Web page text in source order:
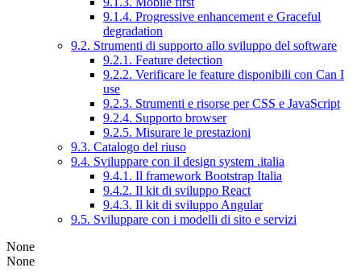
9.1.4. Progressive enhancement e Graceful
degradation
9.2. Strumenti di supporto allo sviluppo del software
9.2.1. Feature detection
9.2.2. Verificare le feature disponibili con Can I
use
9.2.3. Strumenti e risorse per CSS e JavaScript
9.2.4. Supporto browser
9.2.5. Misurare le prestazioni
9.3. Catalogo del riuso
9.4. Sviluppare con il design system .italia
9.4.1. Il framework Bootstrap Italia
9.4.2. Il kit di sviluppo React
9.4.3. Il kit di sviluppo Angular
9.5. Sviluppare con i modelli di sito e servizi
None
None